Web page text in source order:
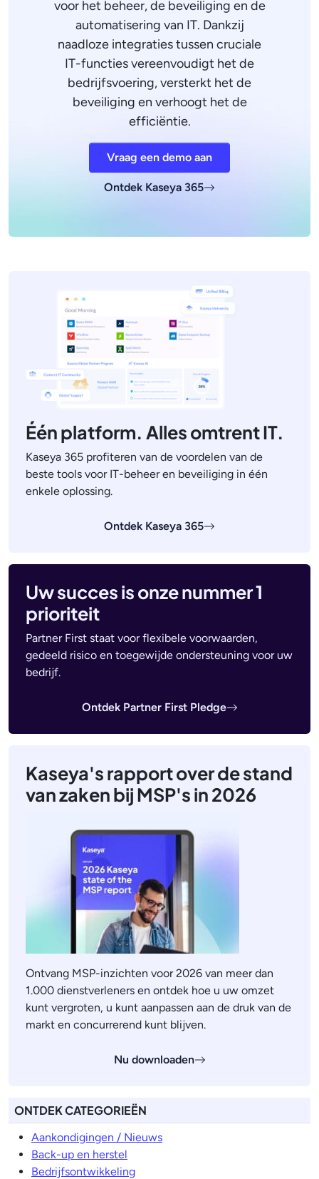
voor het beheer, de beveiliging en de
automatisering van IT. Dankzij
naadloze integraties tussen cruciale
IT-functies vereenvoudigt het de
bedrijfsvoering, versterkt het de
beveiliging en verhoogt het de
efficiëntie.
Vraag een demo aan
Ontdek Kaseya 365
Één platform. Alles omtrent IT.
Kaseya 365 profiteren van de voordelen van de
beste tools voor IT-beheer en beveiliging in één
enkele oplossing.
Ontdek Kaseya 365
Uw succes is onze nummer 1
prioriteit
Partner First staat voor flexibele voorwaarden,
gedeeld risico en toegewijde ondersteuning voor uw
bedrijf.
Ontdek Partner First Pledge
Kaseya's rapport over de stand
van zaken bij MSP's in 2026
Ontvang MSP-inzichten voor 2026 van meer dan
1.000 dienstverleners en ontdek hoe u uw omzet
kunt vergroten, u kunt aanpassen aan de druk van de
markt en concurrerend kunt blijven.
Nu downloaden
ONTDEK CATEGORIEËN
Aankondigingen / Nieuws
Back-up en herstel
Bedrijfsontwikkeling